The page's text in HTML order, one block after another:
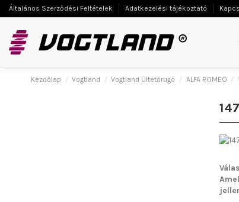
Általános Szerződési Feltételek Adatkezelési tájékoztató
Kezdőlap Vogtland Vogtland Ültetőrugó ALFA ROMEO
147